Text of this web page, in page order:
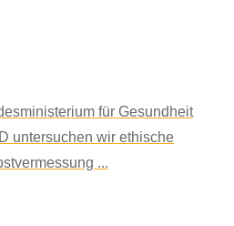
für Gesundheit
untersuchen wir ethische
...